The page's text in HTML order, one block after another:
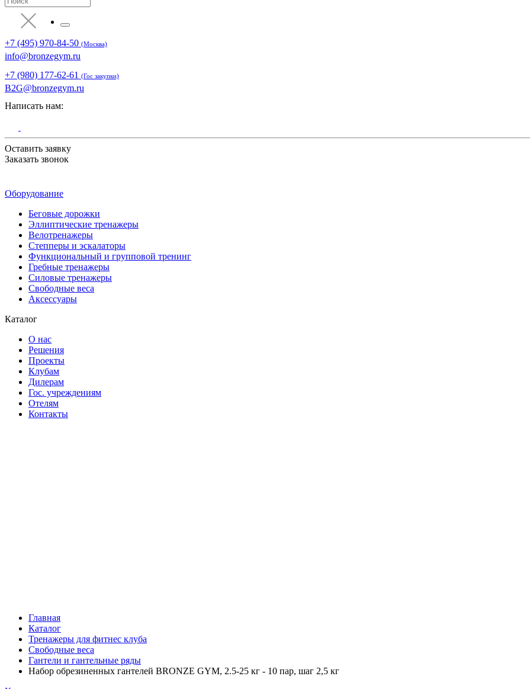
+7 (495) 970-84-50 (Москва)
info@bronzegym.ru
+7 (980) 177-62-61 (Гос закупки)
B2G@bronzegym.ru
Написать нам:
Оставить заявку
Заказать звонок
Оборудование
Беговые дорожки
Эллиптические тренажеры
Велотренажеры
Степперы и эскалаторы
Функциональный и групповой тренинг
Гребные тренажеры
Силовые тренажеры
Свободные веса
Аксессуары
Каталог
О нас
Решения
Проекты
Клубам
Дилерам
Гос. учреждениям
Отелям
Контакты
Главная
Каталог
Тренажеры для фитнес клуба
Свободные веса
Гантели и гантельные ряды
Набор обрезиненных гантелей BRONZE GYM, 2.5-25 кг - 10 пар, шаг 2,5 кг